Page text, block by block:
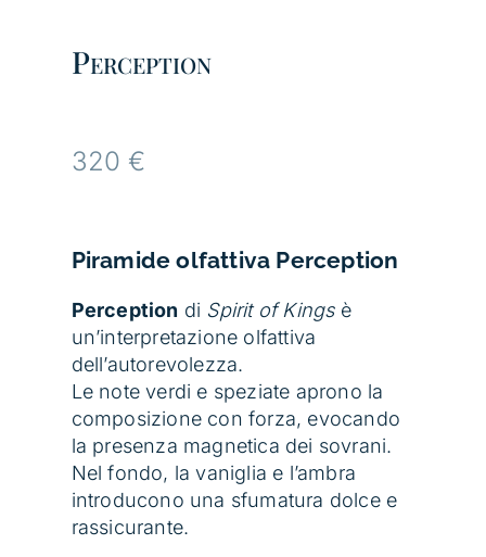
Perception
320 €
Piramide olfattiva Perception
Perception di Spirit of Kingsè
un’interpretazione olfattiva
dell’autorevolezza.
Le note verdi e speziate aprono la
composizione con forza, evocando
la presenza magnetica dei sovrani.
Nel fondo, la vaniglia e l’ambra
introducono una sfumatura dolce e
rassicurante.